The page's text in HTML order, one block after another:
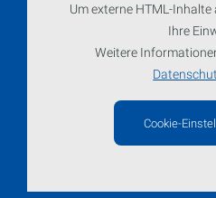
Um externe HTML-
Ihre
Weitere
Cookie-